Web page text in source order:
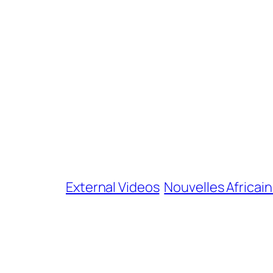
External Videos Nouvelles